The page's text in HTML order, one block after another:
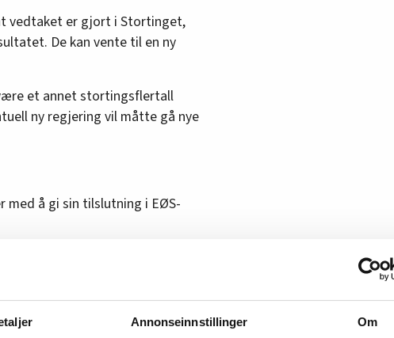
Annonseinnstillinger Om
vedtaket er gjort i Stortinget,
De kan vente til en ny
et annet stortingsflertall
ny regjering vil måtte gå nye
med å gi sin tilslutning i EØS-